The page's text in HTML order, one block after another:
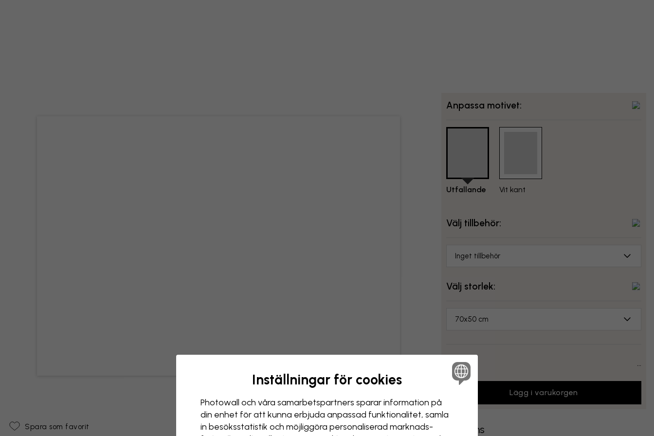
Anpassa motivet:
Utfallande Vit kant
Välj tillbehör:
Inget tillbehör
Välj storlek:
70x50 cm
Pris: ...
Lägg i varukorgen
Spara som favorit Leverans
Inställningar för cookies
Photowall och våra samarbets­partners sparar information på
din enhet för att kunna erbjuda anpassad funktionalitet, samla
in besöks­statistik och möjliggöra personaliserad marknads­